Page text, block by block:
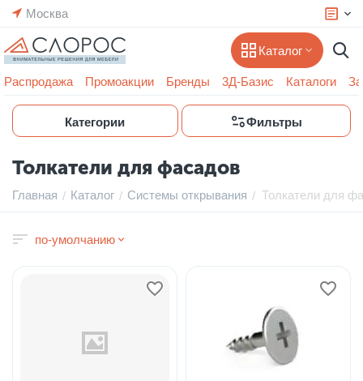
Москва
Каталог
Распродажа Промоакции Бренды 3Д-Базис Каталоги
Категории Фильтры
Толкатели для фасадов
Главная / Каталог / Системы открывания / Толкатели для
по-умолчанию